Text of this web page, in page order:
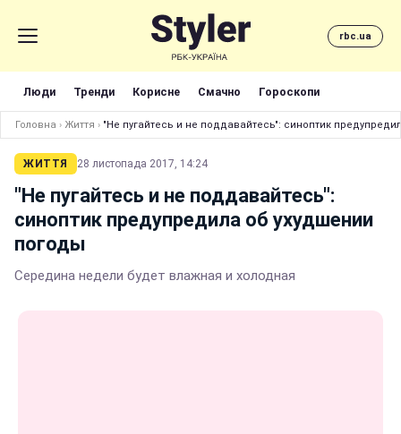
rbc.ua
Люди Тренди Корисне Смачно Гороскопи
Головна › Життя › "Не пугайтесь и не поддавайтесь": синоптик
ЖИТТЯ 28 листопада 2017, 14:24
"Не пугайтесь и не поддавайтесь":
синоптик предупредила об ухудшении
погоды
Середина недели будет влажная и холодная